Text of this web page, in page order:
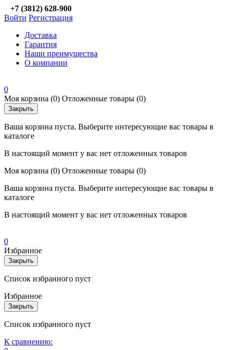
+7 (3812) 628-900
Войти Регистрация
Доставка
Гарантия
Наши преимущества
О компании
0
Моя корзина (0) Отложенные товары (0)
Закрыть
Ваша корзина пуста. Выберите интересующие вас товары в
каталоге
В настоящий момент у вас нет отложенных товаров
Моя корзина (0) Отложенные товары (0)
Ваша корзина пуста. Выберите интересующие вас товары в
каталоге
В настоящий момент у вас нет отложенных товаров
0
Избранное
Закрыть
Список избранного пуст
Избранное
Закрыть
Список избранного пуст
К сравнению: